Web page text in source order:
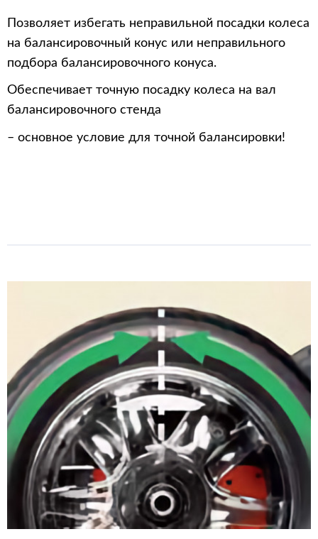
Позволяет избегать неправильной посадки колеса
на балансировочный конус или неправильного
подбора балансировочного конуса.
Обеспечивает точную посадку колеса на вал
балансировочного стенда
– основное условие для точной балансировки!